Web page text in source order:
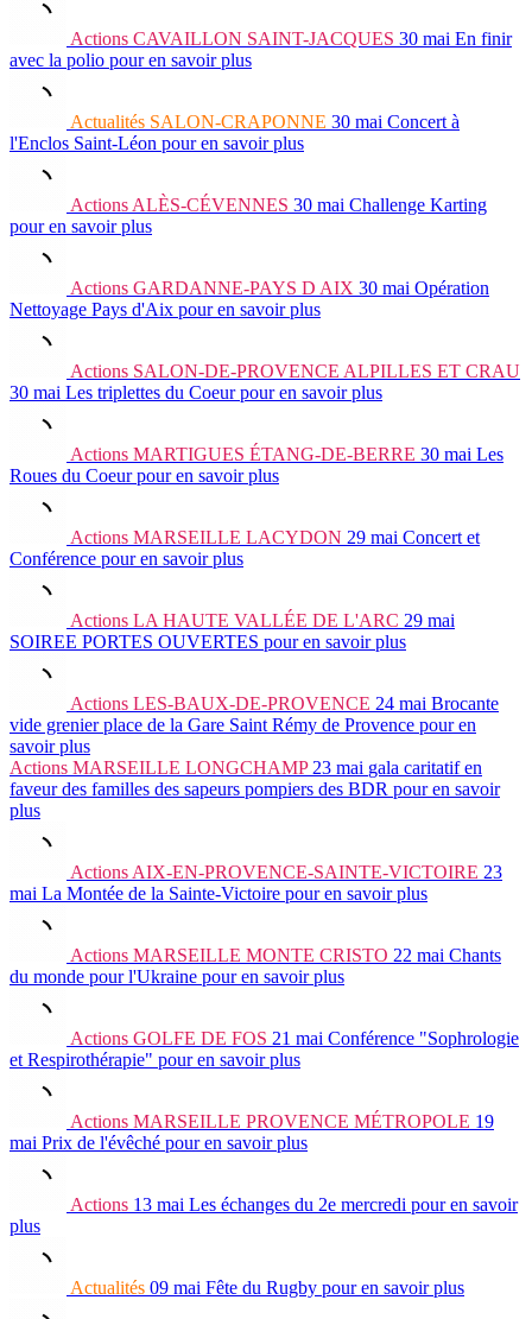
Actions CAVAILLON SAINT-JACQUES 30 mai En finir
avec la polio pour en savoir plus
Actualités SALON-CRAPONNE 30 mai Concert à
l'Enclos Saint-Léon pour en savoir plus
Actions ALÈS-CÉVENNES 30 mai Challenge Karting
pour en savoir plus
Actions GARDANNE-PAYS D AIX 30 mai Opération
Nettoyage Pays d'Aix pour en savoir plus
Actions SALON-DE-PROVENCE ALPILLES ET CRAU
30 mai Les triplettes du Coeur pour en savoir plus
Actions MARTIGUES ÉTANG-DE-BERRE 30 mai Les
Roues du Coeur pour en savoir plus
Actions MARSEILLE LACYDON 29 mai Concert et
Conférence pour en savoir plus
Actions LA HAUTE VALLÉE DE L'ARC 29 mai
SOIREE PORTES OUVERTES pour en savoir plus
Actions LES-BAUX-DE-PROVENCE 24 mai Brocante
vide grenier place de la Gare Saint Rémy de Provence pour en
savoir plus
Actions MARSEILLE LONGCHAMP 23 mai gala caritatif en
faveur des familles des sapeurs pompiers des BDR pour en savoir
plus
Actions AIX-EN-PROVENCE-SAINTE-VICTOIRE 23
mai La Montée de la Sainte-Victoire pour en savoir plus
Actions MARSEILLE MONTE CRISTO 22 mai Chants
du monde pour l'Ukraine pour en savoir plus
Actions GOLFE DE FOS 21 mai Conférence "Sophrologie
et Respirothérapie" pour en savoir plus
Actions MARSEILLE PROVENCE MÉTROPOLE 19
mai Prix de l'évêché pour en savoir plus
Actions 13 mai Les échanges du 2e mercredi pour en savoir
plus
Actualités 09 mai Fête du Rugby pour en savoir plus